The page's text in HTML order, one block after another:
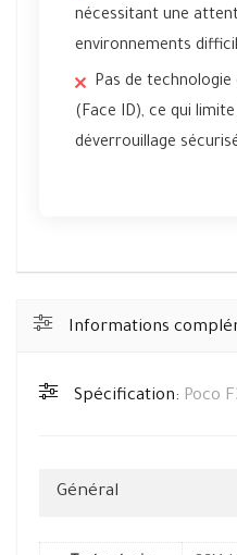
nécessitant une
environnements
Pas de
(Face ID), ce qui
déverrouillage
Informations
Spécification: Poco
Général